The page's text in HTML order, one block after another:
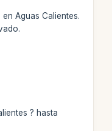
Aguas Calientes.
? hasta